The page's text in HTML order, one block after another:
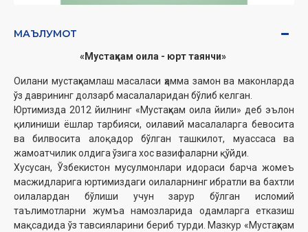
МАЪЛУМОТ
«Мустаҳкам оила - юрт таянчи»
Оилани мустаҳкамлаш масаласи ҳамма замон ва маконларда
ўз даврининг долзарб масалаларидан бўлиб келган.
Юртимизда 2012 йилнинг «Мустаҳкам оила йили» деб эълон
қилиниши ёшлар тарбияси, оилавий масалаларга бевосита
ва билвосита алоқадор бўлган ташкилот, муассаса ва
жамоатчилик олдига ўзига хос вазифаларни қўйди.
Хусусан, Ўзбекистон мусулмонлари идораси барча жомеъ
масжидларига юртимиздаги оилаларнинг ибратли ва бахтли
оилалардан бўлиши учун зарур бўлган исломий
таълимотларни жумъа намозларида одамларга етказиш
мақсадида ўз тавсияларини бериб турди. Мазкур «Мустаҳкам